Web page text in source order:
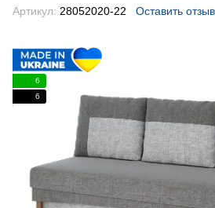
Артикул: 28052020-22 Оставить отзыв
6
6